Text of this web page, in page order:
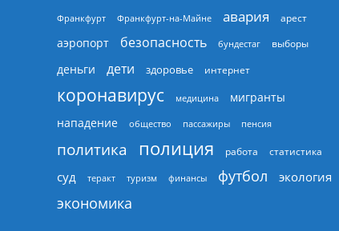
Франкфурт Франкфурт-на-Майне авария арест
аэропорт безопасность бундестаг выборы
деньги дети здоровье интернет
коронавирус медицина
мигранты
нападение
общество пассажиры пенсия
политика полиция работа статистика
суд теракт туризм финансы футбол экология
экономика